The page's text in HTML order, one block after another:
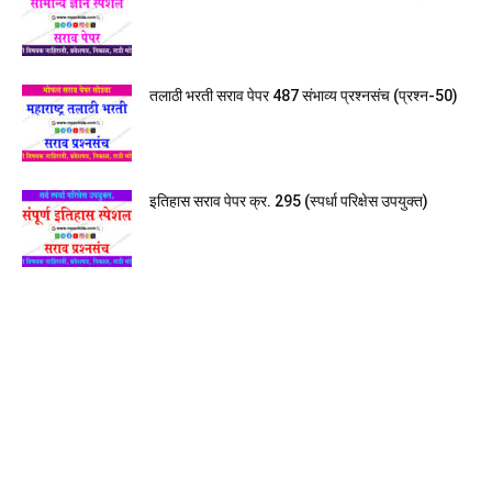
तलाठी भरती सराव पेपर 487 संभाव्य प्रश्नसंच (प्रश्न-50)
इतिहास सराव पेपर क्र. 295 (स्पर्धा परिक्षेस उपयुक्त)